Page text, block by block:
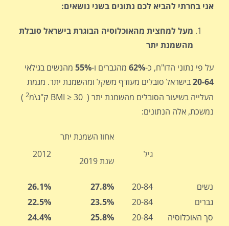
אני בחרתי להביא לכם נתונים בשני נושאים:
מעל למחצית מהאוכלוסיה הבוגרת בישראל סובלת
מהשמנת יתר
על פי נתוני הדו"ח, כ-62% מהגברים ו-55% מהנשים בגילאי
20-64בישראל סובלים מעודף משקל ומהשמנת יתר. מגמת
העלייה בשיעור הסובלים מהשמנת יתר ( BMI ≥ 30 ק"ג\מ
2
)
נמשכת, אלה הנתונים:
גיל
אחוז השמנת יתר
שנת 2019
2012
נשים 20-84
27.8%
26.1%
גברים
20-84
23.5%
22.5%
סך האוכלוסיה
20-84
25.8%
24.4%